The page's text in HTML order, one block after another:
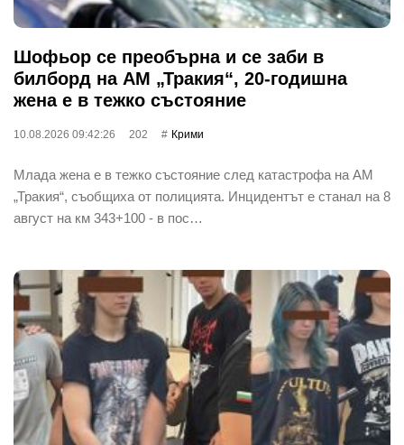
Шофьор се преобърна и се заби в
билборд на АМ „Тракия“, 20-годишна
жена е в тежко състояние
10.08.2026 09:42:26 202 Крими
Млада жена е в тежко състояние след катастрофа на АМ
„Тракия“, съобщиха от полицията. Инцидентът е станал на 8
август на км 343+100 - в пос…